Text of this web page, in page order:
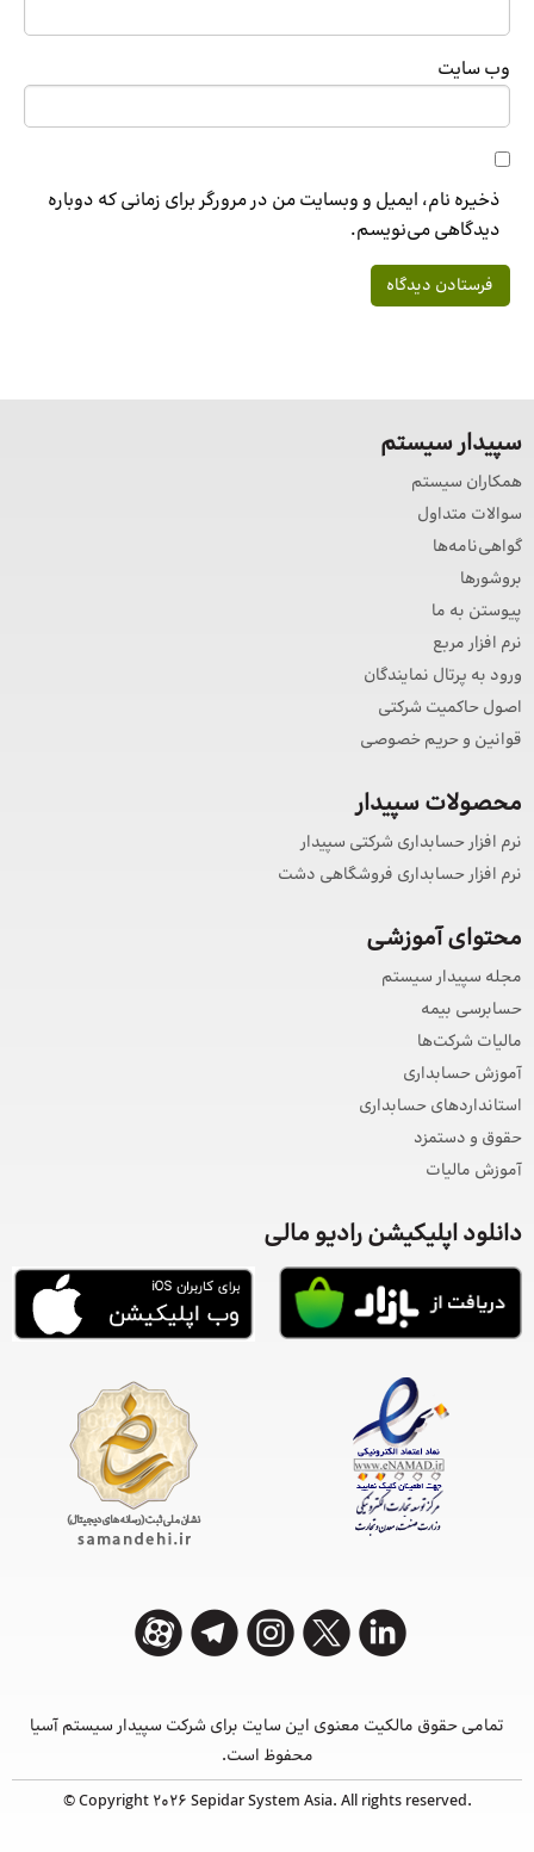
وب‌ سایت
ذخیره نام، ایمیل و وبسایت من در مرورگر برای زمانی که دوباره
دیدگاهی می‌نویسم.
سپیدار سیستم
همکاران سیستم
سوالات متداول
گواهی‌نامه‌ها
بروشورها
پیوستن به ما
نرم افزار مربع
ورود به پرتال نمایندگان
اصول حاکمیت شرکتی
قوانین و حریم خصوصی
محصولات سپیدار
نرم افزار حسابداری شرکتی سپیدار
نرم افزار حسابداری فروشگاهی دشت
محتوای آموزشی
مجله سپیدار سیستم
حسابرسی بیمه
مالیات شرکت‌ها
آموزش حسابداری
استانداردهای حسابداری
حقوق و دستمزد
آموزش مالیات
دانلود اپلیکیشن رادیو مالی
تمامی حقوق مالکیت معنوی این ‌سایت برای شرکت سپیدار سیستم آسیا
محفوظ است.
© Copyright 2026 Sepidar System Asia. All rights reserved.